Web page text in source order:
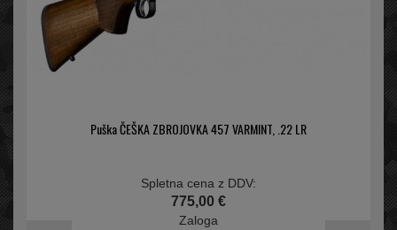
Puška ČEŠKA ZBROJOVKA 457 VARMINT, .22 LR
Spletna cena z DDV:
775,00 €
Zaloga